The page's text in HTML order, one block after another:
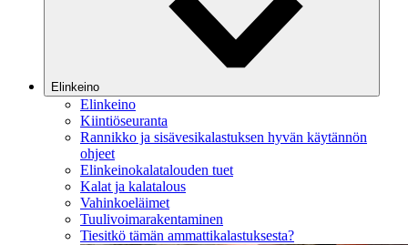
Elinkeino
Elinkeino
Kiintiöseuranta
Rannikko ja sisävesikalastuksen hyvän käytännön
ohjeet
Elinkeinokalatalouden tuet
Kalat ja kalatalous
Vahinkoeläimet
Tuulivoimarakentaminen
Tiesitkö tämän ammattikalastuksesta?